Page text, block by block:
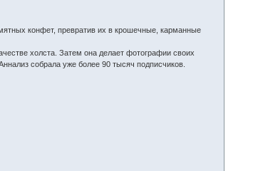
конфет, превратив их в крошечные, карманные
холста. Затем она делает фотографии своих
собрала уже более 90 тысяч подписчиков.